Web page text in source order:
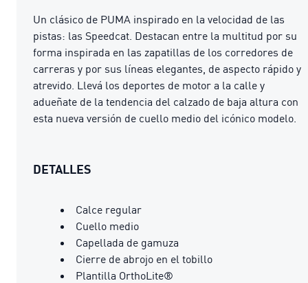
Un clásico de PUMA inspirado en la velocidad de las
pistas: las Speedcat. Destacan entre la multitud por su
forma inspirada en las zapatillas de los corredores de
carreras y por sus líneas elegantes, de aspecto rápido y
atrevido. Llevá los deportes de motor a la calle y
adueñate de la tendencia del calzado de baja altura con
esta nueva versión de cuello medio del icónico modelo.
DETALLES
Calce regular
Cuello medio
Capellada de gamuza
Cierre de abrojo en el tobillo
Plantilla OrthoLite®